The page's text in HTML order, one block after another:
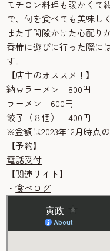
モチロン料理も暖かくて
で、何を食べても美味しく
また手間隙かけた心配り
香椎に遊びに行った際に
す。
【店主のオススメ！】
納豆ラーメン 800円
ラーメン 600円
餃子（８個） 400円
※金額は2023年12月時点の
【予約】
電話受付
【関連サイト】
・食べログ